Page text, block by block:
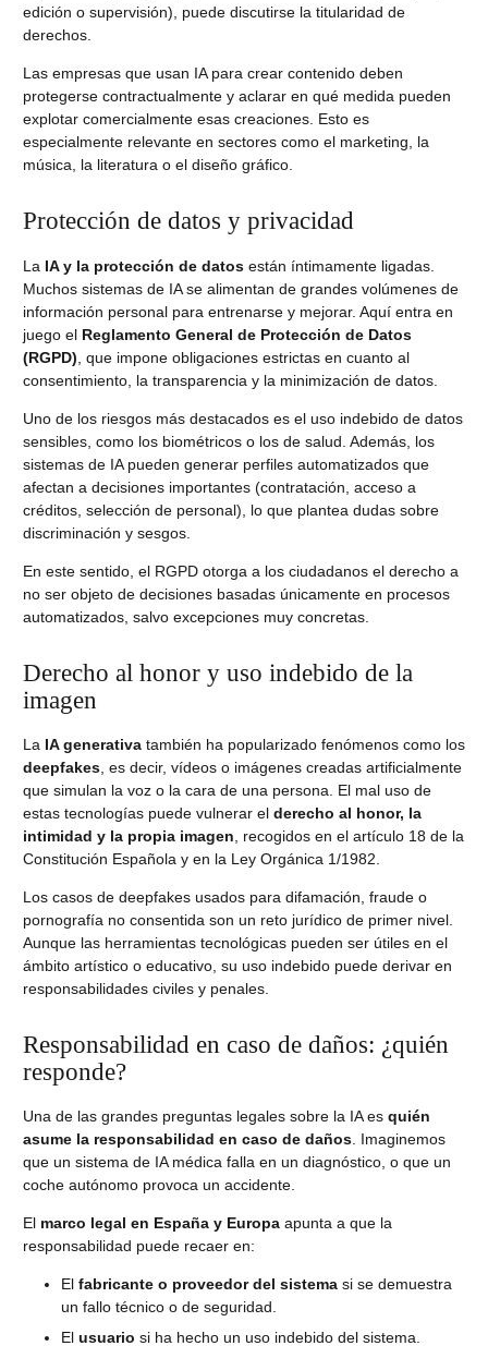
edición o supervisión), puede discutirse la titularidad de
derechos.
Las empresas que usan IA para crear contenido deben
protegerse contractualmente y aclarar en qué medida pueden
explotar comercialmente esas creaciones. Esto es
especialmente relevante en sectores como el marketing, la
música, la literatura o el diseño gráfico.
Protección de datos y privacidad
La IA y la protección de datos están íntimamente ligadas.
Muchos sistemas de IA se alimentan de grandes volúmenes de
información personal para entrenarse y mejorar. Aquí entra en
juego el Reglamento General de Protección de Datos
(RGPD) , que impone obligaciones estrictas en cuanto al
consentimiento, la transparencia y la minimización de datos.
Uno de los riesgos más destacados es el uso indebido de datos
sensibles, como los biométricos o los de salud. Además, los
sistemas de IA pueden generar perfiles automatizados que
afectan a decisiones importantes (contratación, acceso a
créditos, selección de personal), lo que plantea dudas sobre
discriminación y sesgos.
En este sentido, el RGPD otorga a los ciudadanos el derecho a
no ser objeto de decisiones basadas únicamente en procesos
automatizados, salvo excepciones muy concretas.
Derecho al honor y uso indebido de la
imagen
La IA generativa también ha popularizado fenómenos como los
deepfakes , es decir, vídeos o imágenes creadas artificialmente
que simulan la voz o la cara de una persona. El mal uso de
estas tecnologías puede vulnerar el derecho al honor, la
intimidad y la propia imagen , recogidos en el artículo 18 de la
Constitución Española y en la Ley Orgánica 1/1982.
Los casos de deepfakes usados para difamación, fraude o
pornografía no consentida son un reto jurídico de primer nivel.
Aunque las herramientas tecnológicas pueden ser útiles en el
ámbito artístico o educativo, su uso indebido puede derivar en
responsabilidades civiles y penales.
Responsabilidad en caso de daños: ¿quién
responde?
Una de las grandes preguntas legales sobre la IA es quién
asume la responsabilidad en caso de daños. Imaginemos
que un sistema de IA médica falla en un diagnóstico, o que un
coche autónomo provoca un accidente.
El marco legal en España y Europa apunta a que la
responsabilidad puede recaer en:
El fabricante o proveedor del sistema si se demuestra
un fallo técnico o de seguridad.
El usuario si ha hecho un uso indebido del sistema.